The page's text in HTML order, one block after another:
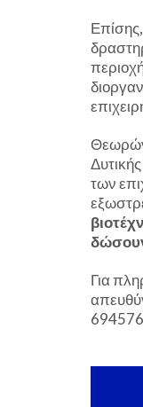
των
Για